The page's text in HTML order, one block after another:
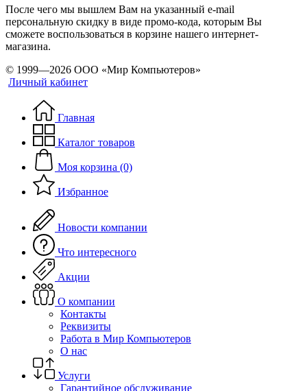
После чего мы вышлем Вам на указанный e-mail
персональную скидку в виде промо-кода, которым Вы
сможете воспользоваться в корзине нашего интернет-
магазина.
© 1999—2026 ООО «Мир Компьютеров»
Личный кабинет
Главная
Каталог товаров
Моя корзина (0)
Избранное
Новости компании
Что интересного
Акции
О компании
Контакты
Реквизиты
Работа в Мир Компьютеров
О нас
Услуги
Гарантийное обслуживание